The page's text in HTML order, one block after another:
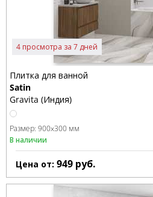
4 просмотра за 7 дней
Плитка для ванной
Satin
Gravita (Индия)
Размер: 900x300 мм
В наличии
Цена от: 949 руб.